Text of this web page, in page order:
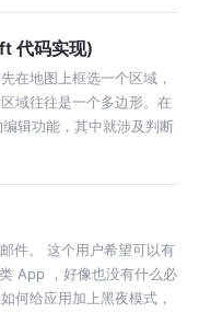
代码实现)
在地图上框选一个区域，
域往往是一个多边形。在
辑功能，其中就涉及判断
们可以看出前面两个分别
件。 这个用户希望可以有
App ，好像也没有什么必
何给应用加上黑夜模式，
是 post…